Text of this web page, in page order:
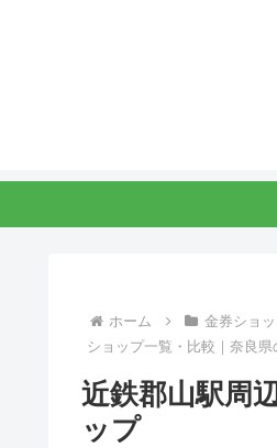
ホーム 金券ショ
ショップ一覧・比較｜奈良
近鉄郡山駅周
ップ